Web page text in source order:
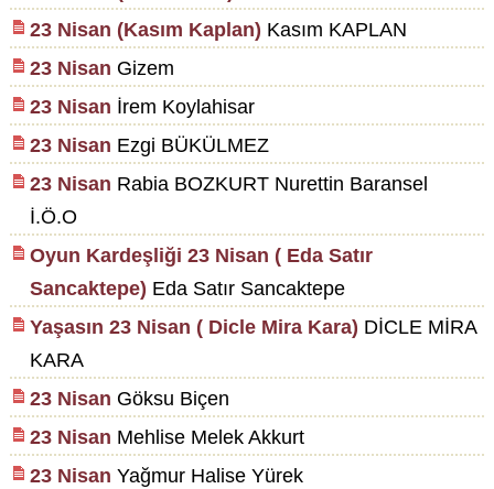
23 Nisan (Kasım Kaplan) Kasım KAPLAN
23 Nisan Gizem
23 Nisan İrem Koylahisar
23 Nisan Ezgi BÜKÜLMEZ
23 Nisan Rabia BOZKURT Nurettin Baransel
İ.Ö.O
Oyun Kardeşliği 23 Nisan ( Eda Satır
Sancaktepe) Eda Satır Sancaktepe
Yaşasın 23 Nisan ( Dicle Mira Kara) DİCLE MİRA
KARA
23 Nisan Göksu Biçen
23 Nisan Mehlise Melek Akkurt
23 Nisan Yağmur Halise Yürek